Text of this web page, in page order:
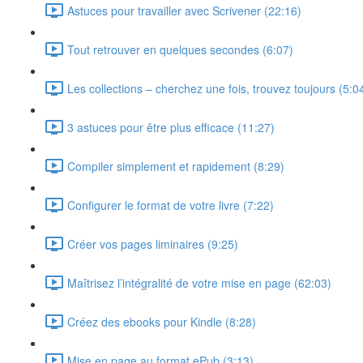
Astuces pour travailler avec Scrivener (22:16)
Tout retrouver en quelques secondes (6:07)
Les collections – cherchez une fois, trouvez toujours
3 astuces pour être plus efficace (11:27)
Compiler simplement et rapidement (8:29)
Configurer le format de votre livre (7:22)
Créer vos pages liminaires (9:25)
Maîtrisez l’intégralité de votre mise en page (62:03)
Créez des ebooks pour Kindle (8:28)